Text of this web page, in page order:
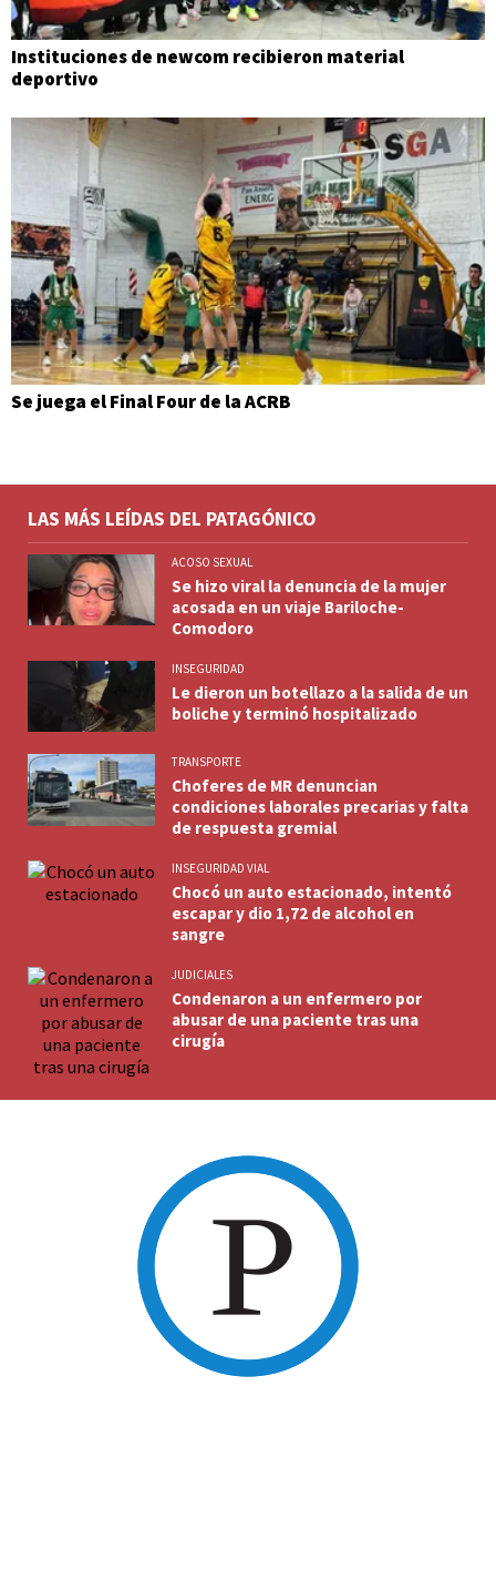
Instituciones de newcom recibieron material
deportivo
Se juega el Final Four de la ACRB
LAS MÁS LEÍDAS DEL PATAGÓNICO
ACOSO SEXUAL
Se hizo viral la denuncia de la mujer
acosada en un viaje Bariloche-
Comodoro
INSEGURIDAD
Le dieron un botellazo a la salida de un
boliche y terminó hospitalizado
TRANSPORTE
Choferes de MR denuncian
condiciones laborales precarias y falta
de respuesta gremial
INSEGURIDAD VIAL
Chocó un auto estacionado, intentó
escapar y dio 1,72 de alcohol en
sangre
JUDICIALES
Condenaron a un enfermero por
abusar de una paciente tras una
cirugía